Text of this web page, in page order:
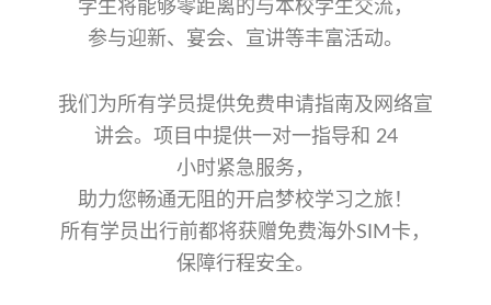
学生将能够零距离的与本校学生交流，
参与迎新、宴会、宣讲等丰富活动。
我们为所有学员提供免费申请指南及网络宣
讲会。项目中提供一对一指导和 24
小时紧急服务，
助力您畅通无阻的开启梦校学习之旅！
所有学员出行前都将获赠免费海外SIM卡，
保障行程安全。